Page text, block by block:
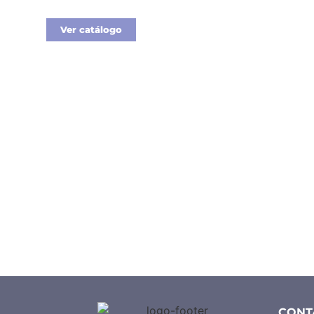
Ver catálogo